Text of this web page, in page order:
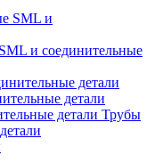
и соединительные
детали
Трубы